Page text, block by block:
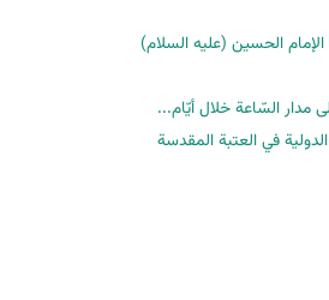
الحسين (عليه السلام)
مدار السّاعة خلال أيّام...
في العتبة المقدسة